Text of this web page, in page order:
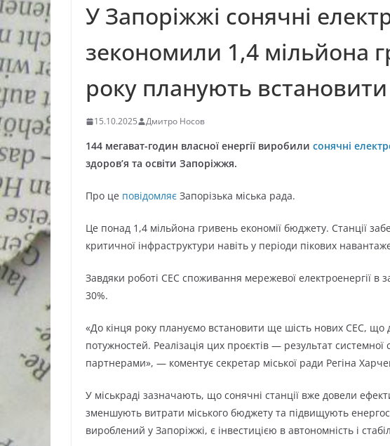
У Запоріжжі сонячні
зекономили 1,4 мільйона
року планують
15.10.2025 Дмитро Носов
144 мегават-годин власної енергії виробили сонячні
здоров’я та освіти Запоріжжя.
Про це повідомляє Запорізька міська рада.
Це понад 1,4 мільйона гривень економії бюджету. Станції
критичної інфраструктури навіть у періоди пікових
Завдяки роботі СЕС споживання мережевої електроенергії в
30%.
«До кінця року плануємо встановити ще шість нових СЕС,
потужностей. Реалізація цих проєктів — результат
партнерами», — коментує секретар міської ради Регіна
У міськраді зазначають, що сонячні станції вже довели
зменшують витрати міського бюджету та підвищують
вироблений у Запоріжжі, є інвестицією в автономність і